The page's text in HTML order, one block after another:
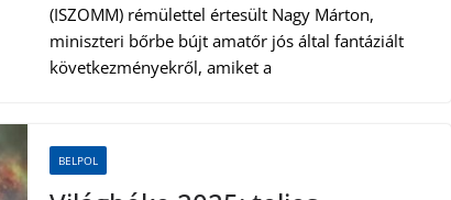
(ISZOMM) rémülettel értesült Nagy Márton,
miniszteri bőrbe bújt amatőr jós által fantáziált
következményekről, amiket a
BELPOL